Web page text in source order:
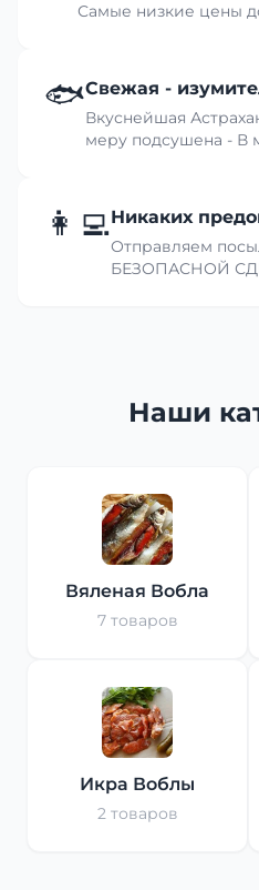
Самые низкие цены
🐟Свежая -
Вкуснейшая
меру подсушена - В
👩‍💻Никаких
Отправляем
БЕЗОПАСНОЙ
Наши
Вяленая Вобла
7 товаров
Икра Воблы
2 товаров